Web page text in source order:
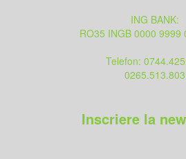
ING BANK:
RO35 INGB 0000 9999
Telefon:
0265.513.803
Inscriere la